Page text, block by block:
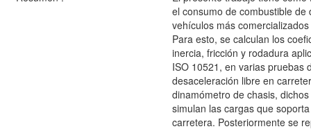
el consumo de combustible de
vehículos más
Para esto, se calculan los
inercia, fricción y rodadura
ISO 10521, en varias pruebas
desaceleración libre en
dinamómetro de chasis,
simulan las cargas que
carretera. Posteriormente se